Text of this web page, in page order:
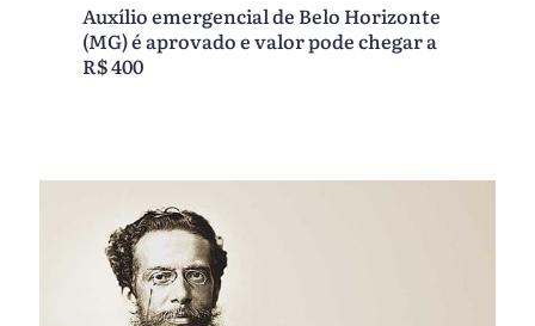
Auxílio emergencial de Belo Horizonte
(MG) é aprovado e valor pode chegar a
R$ 400